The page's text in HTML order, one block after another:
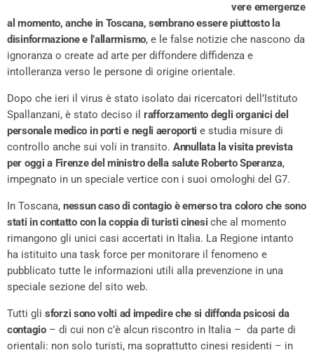
vere emergenze
al momento, anche in Toscana, sembrano essere piuttosto la
disinformazione e l’allarmismo, e le false notizie che nascono da
ignoranza o create ad arte per diffondere diffidenza e
intolleranza verso le persone di origine orientale.
Dopo che ieri il virus è stato isolato dai ricercatori dell’Istituto
Spallanzani, è stato deciso il rafforzamento degli organici del
personale medico in porti e negli aeroporti e studia misure di
controllo anche sui voli in transito. Annullata la visita prevista
per oggi a Firenze del ministro della salute Roberto Speranza,
impegnato in un speciale vertice con i suoi omologhi del G7.
In Toscana, nessun caso di contagio è emerso tra coloro che sono
stati in contatto con la coppia di turisti cinesi che al momento
rimangono gli unici casi accertati in Italia. La Regione intanto
ha istituito una task force per monitorare il fenomeno e
pubblicato tutte le informazioni utili alla prevenzione in una
speciale sezione del sito web.
Tutti gli sforzi sono volti ad impedire che si diffonda psicosi da
contagio– di cui non c’è alcun riscontro in Italia – da parte di
orientali: non solo turisti, ma soprattutto cinesi residenti – in